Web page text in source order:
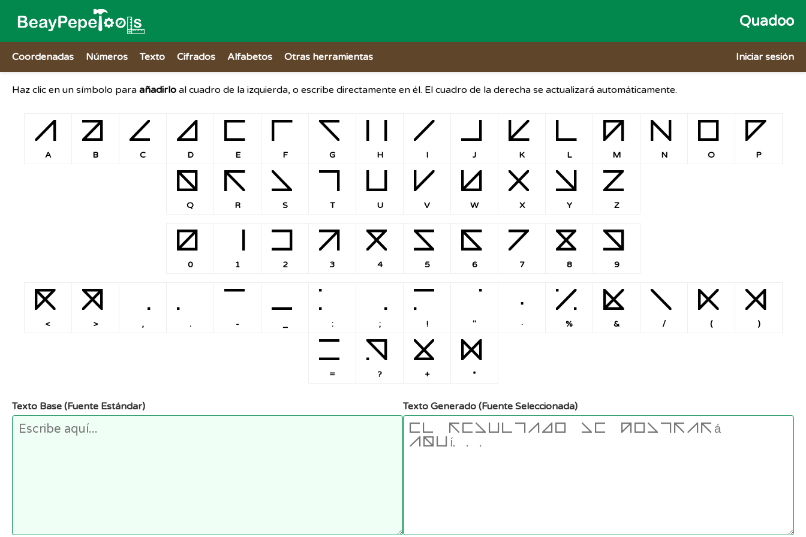
Quadoo
Coordenadas Números Texto Cifrados Alfabetos Otras herramientas Iniciar sesión
Haz clic en un símbolo para añadirlo al cuadro de la izquierda, o escribe directamente en él. El cuadro de la derecha se actualizará automáticamente.
A
A
B
B
C
C
D
D
E
E F
G
G H
I
I
J
J
K
K
L
L
M
M
N
N
O
O
P
P
Q
Q
R
R
S
S T
U
U
V
V
W
W
X
X
Y
Y
Z
Z
0
0 1
2
2
3
3
4
4
5
5
6
6
7
7
8
8
9
9
<
<
>
>
,
,
.
. -
_ :
:
;
;
!
! "
·
·
%
%
&
&
/
/
(
(
)
)
=
=
?
?
+
+
*
*
Texto Base (Fuente Estándar) Texto Generado (Fuente Seleccionada)